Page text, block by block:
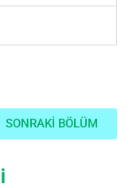
SONRAKİ BÖLÜM